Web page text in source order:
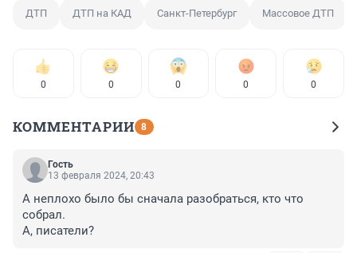
ДТП ДТП на КАД Санкт-Петербург Массовое ДТП
0 0 0 0 0
КОММЕНТАРИИ 8
Гость
13 февраля 2024, 20:43
А неплохо было бы сначала разобраться, кто что
собрал.
А, писатели?